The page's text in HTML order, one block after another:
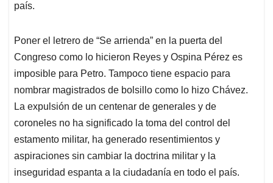
país.
Poner el letrero de “Se arrienda” en la puerta del
Congreso como lo hicieron Reyes y Ospina Pérez es
imposible para Petro. Tampoco tiene espacio para
nombrar magistrados de bolsillo como lo hizo Chávez.
La expulsión de un centenar de generales y de
coroneles no ha significado la toma del control del
estamento militar, ha generado resentimientos y
aspiraciones sin cambiar la doctrina militar y la
inseguridad espanta a la ciudadanía en todo el país.